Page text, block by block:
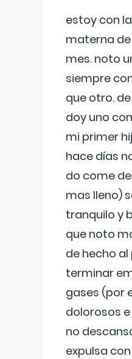
estoy con
materna de
mes. noto
siempre
que otro.
doy uno
mi primer
hace días
do come
mas lleno)
tranquilo y
que noto
de hecho
terminar
gases (por
dolorosos
no
expulsa